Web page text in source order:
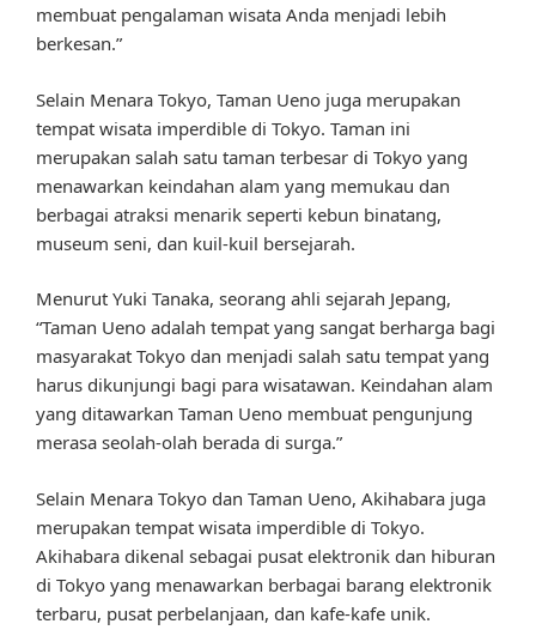
membuat pengalaman wisata Anda menjadi lebih
berkesan.”
Selain Menara Tokyo, Taman Ueno juga merupakan
tempat wisata imperdible di Tokyo. Taman ini
merupakan salah satu taman terbesar di Tokyo yang
menawarkan keindahan alam yang memukau dan
berbagai atraksi menarik seperti kebun binatang,
museum seni, dan kuil-kuil bersejarah.
Menurut Yuki Tanaka, seorang ahli sejarah Jepang,
“Taman Ueno adalah tempat yang sangat berharga bagi
masyarakat Tokyo dan menjadi salah satu tempat yang
harus dikunjungi bagi para wisatawan. Keindahan alam
yang ditawarkan Taman Ueno membuat pengunjung
merasa seolah-olah berada di surga.”
Selain Menara Tokyo dan Taman Ueno, Akihabara juga
merupakan tempat wisata imperdible di Tokyo.
Akihabara dikenal sebagai pusat elektronik dan hiburan
di Tokyo yang menawarkan berbagai barang elektronik
terbaru, pusat perbelanjaan, dan kafe-kafe unik.